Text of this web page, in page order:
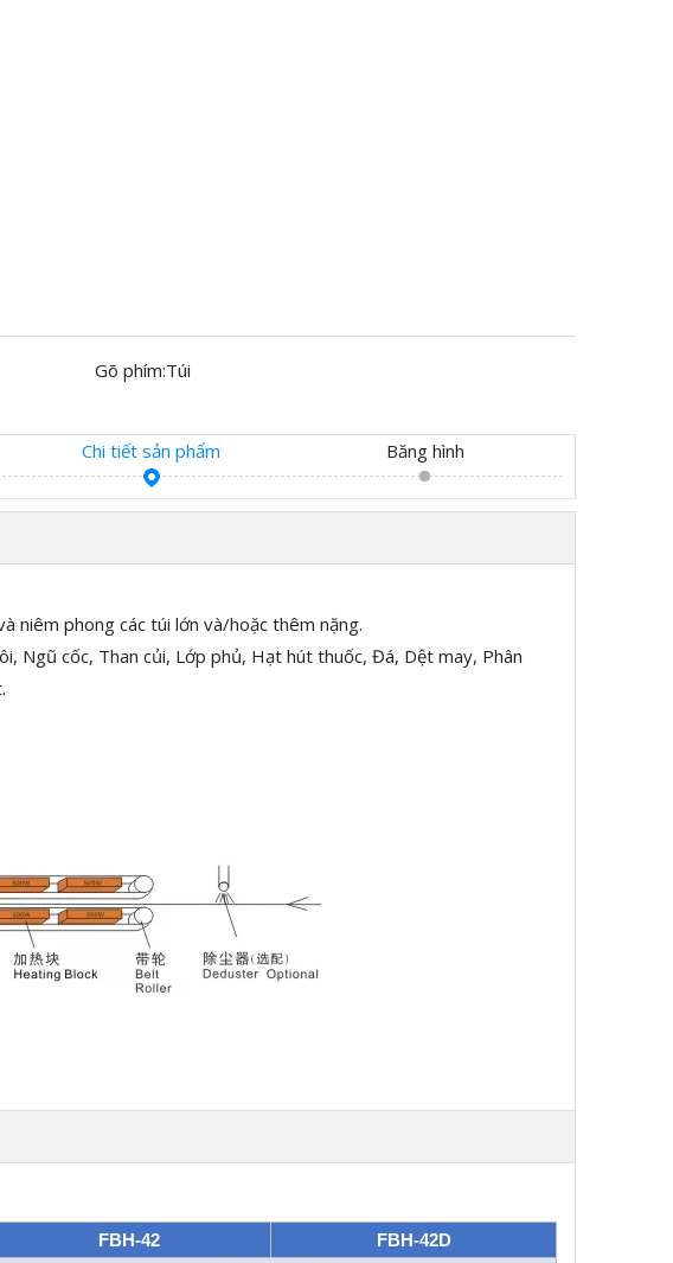
Gõ phím:Túi
Chi tiết sản phẩm Băng hình
niêm phong các túi lớn và/hoặc thêm nặng.
Ngũ cốc, Than củi, Lớp phủ, Hạt hút thuốc, Đá, Dệt may, Phân
FBH-42
FBH-42D